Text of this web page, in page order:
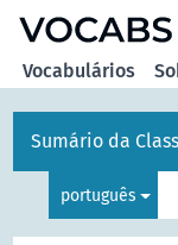
Vocabulários
Sumário da
português